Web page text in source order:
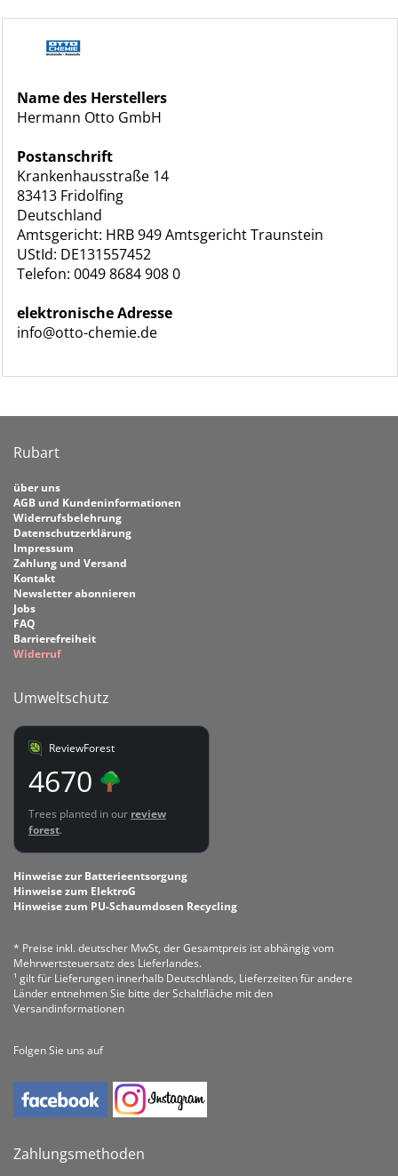
Name des Herstellers
Hermann Otto GmbH
Postanschrift
Krankenhausstraße 14
83413 Fridolfing
Deutschland
Amtsgericht: HRB 949 Amtsgericht Traunstein
UStId: DE131557452
Telefon: 0049 8684 908 0
elektronische Adresse
info@otto-chemie.de
Rubart
über uns
AGB und Kundeninformationen
Widerrufsbelehrung
Datenschutzerklärung
Impressum
Zahlung und Versand
Kontakt
Newsletter abonnieren
Jobs
FAQ
Barrierefreiheit
Widerruf
Umweltschutz
ReviewForest
4670
Trees planted in our review
forest.
Hinweise zur Batterieentsorgung
Hinweise zum ElektroG
Hinweise zum PU-Schaumdosen Recycling
* Preise inkl. deutscher MwSt, der Gesamtpreis ist abhängig vom
Mehrwertsteuersatz des Lieferlandes.
¹ gilt für Lieferungen innerhalb Deutschlands, Lieferzeiten für andere
Länder entnehmen Sie bitte der Schaltfläche mit den
Versandinformationen
Folgen Sie uns auf
Zahlungsmethoden